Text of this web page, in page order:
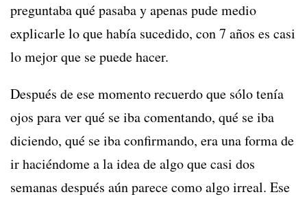
preguntaba qué pasaba y apenas pude medio
explicarle lo que había sucedido, con 7 años es casi
lo mejor que se puede hacer.
Después de ese momento recuerdo que sólo tenía
ojos para ver qué se iba comentando, qué se iba
diciendo, qué se iba confirmando, era una forma de
ir haciéndome a la idea de algo que casi dos
semanas después aún parece como algo irreal. Ese